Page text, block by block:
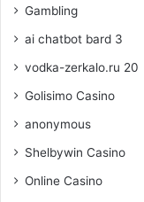
Gambling
ai chatbot bard 3
vodka-zerkalo.ru 20
Golisimo Casino
anonymous
Shelbywin Casino
Online Casino